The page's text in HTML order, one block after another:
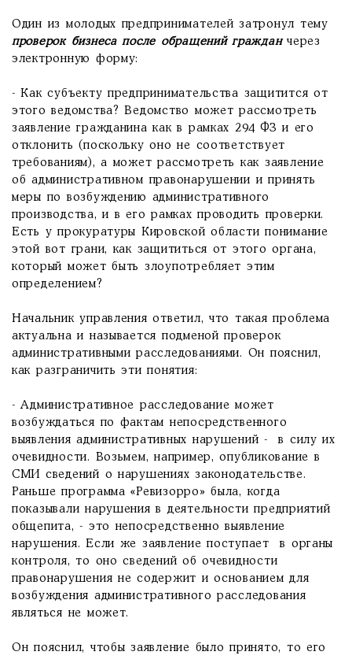
Один из молодых предпринимателей затронул тему
проверок бизнеса после обращений гражданчерез
электронную форму:
- Как субъекту предпринимательства защитится от
этого ведомства? Ведомство может рассмотреть
заявление гражданина как в рамках 294 ФЗ и его
отклонить (поскольку оно не соответствует
требованиям), а может рассмотреть как заявление
об административном правонарушении и принять
меры по возбуждению административного
производства, и в его рамках проводить проверки.
Есть у прокуратуры Кировской области понимание
этой вот грани, как защититься от этого органа,
который может быть злоупотребляет этим
определением?
Начальник управления ответил, что такая проблема
актуальна и называется подменой проверок
административными расследованиями. Он пояснил,
как разграничить эти понятия:
- Административное расследование может
возбуждаться по фактам непосредственного
выявления административных нарушений - в силу их
очевидности. Возьмем, например, опубликование в
СМИ сведений о нарушениях законодательстве.
Раньше программа «Ревизорро» была, когда
показывали нарушения в деятельности предприятий
общепита, - это непосредственно выявление
нарушения. Если же заявление поступает в органы
контроля, то оно сведений об очевидности
правонарушения не содержит и основанием для
возбуждения административного расследования
являться не может.
Он пояснил, чтобы заявление было принято, то его